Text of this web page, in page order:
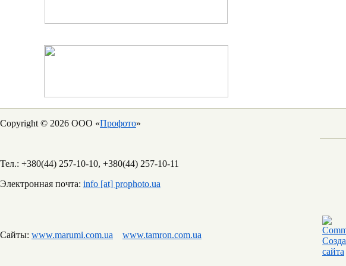
Copyright © 2026 ООО «Профото»
Тел.: +380(44) 257-10-10, +380(44) 257-10-11
Электронная почта: info [at] prophoto.ua
Сайты: www.marumi.com.ua www.tamron.com.ua